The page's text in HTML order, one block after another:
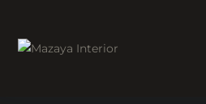
content